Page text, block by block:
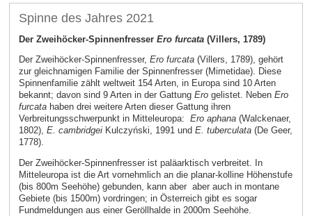
Spinne des Jahres 2021
Der Zweihöcker-Spinnenfresser Ero furcata (Villers, 1789)
Der Zweihöcker-Spinnenfresser, Ero furcata(Villers, 1789), gehört
zur gleichnamigen Familie der Spinnenfresser (Mimetidae). Diese
Spinnenfamilie zählt weltweit 154 Arten, in Europa sind 10 Arten
bekannt; davon sind 9 Arten in der Gattung Ero gelistet. Neben Ero
furcatahaben drei weitere Arten dieser Gattung ihren
Verbreitungsschwerpunkt in Mitteleuropa: Ero aphana(Walckenaer,
1802), E. cambridgei Kulczyński, 1991 und E. tuberculata(De Geer,
1778).
Der Zweihöcker-Spinnenfresser ist paläarktisch verbreitet. In
Mitteleuropa ist die Art vornehmlich an die planar-kolline Höhenstufe
(bis 800m Seehöhe) gebunden, kann aber aber auch in montane
Gebiete (bis 1500m) vordringen; in Österreich gibt es sogar
Fundmeldungen aus einer Geröllhalde in 2000m Seehöhe.